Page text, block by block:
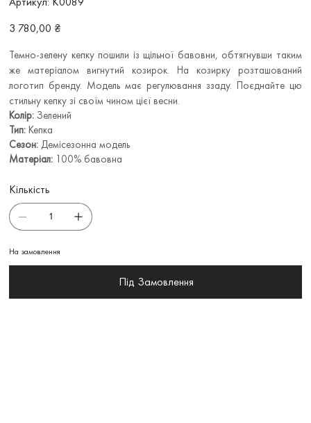
К0089
Ціна
3 780,00 ₴
Темно-зелену кепку пошили із щільної бавовни, обтягнувши таким
же матеріалом вигнутий козирок. На козирку розташований
логотип бренду. Модель має регулювання ззаду. Поєднайте цю
стильну кепку зі своїм чином цієї весни.
Колір: Зелений
Тип: Кепка
Сезон: Демісезонна модель
Матеріал: 100% бавовна
Кількість
На замовлення
Під Замовлення